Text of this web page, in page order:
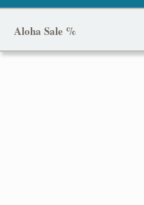
Aloha Sale %